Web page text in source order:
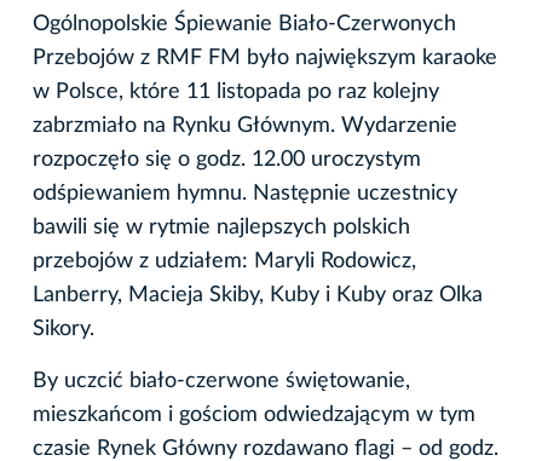
Ogólnopolskie Śpiewanie Biało-Czerwonych
Przebojów z RMF FM było największym karaoke
w Polsce, które 11 listopada po raz kolejny
zabrzmiało na Rynku Głównym. Wydarzenie
rozpoczęło się o godz. 12.00 uroczystym
odśpiewaniem hymnu. Następnie uczestnicy
bawili się w rytmie najlepszych polskich
przebojów z udziałem: Maryli Rodowicz,
Lanberry, Macieja Skiby, Kuby i Kuby oraz Olka
Sikory.
By uczcić biało-czerwone świętowanie,
mieszkańcom i gościom odwiedzającym w tym
czasie Rynek Główny rozdawano flagi – od godz.